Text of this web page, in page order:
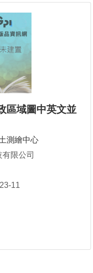
區域圖中英文並
測繪中心
限公司
11